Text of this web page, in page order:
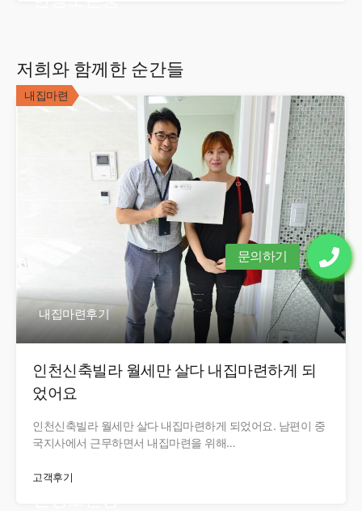
저희와 함께한 순간들
내집마련
내집마련후기
인천신축빌라 월세만 살다 내집마련하게 되
었어요
인천신축빌라 월세만 살다 내집마련하게 되었어요. 남편이 중
국지사에서 근무하면서 내집마련을 위해…
고객후기